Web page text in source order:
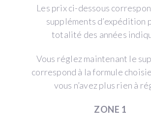
Les prix ci-dessous
suppléments d’expédition
totalité des années
Vous réglez maintenant le
correspond à la formule
vous n’avez plus rien à
ZONE 1